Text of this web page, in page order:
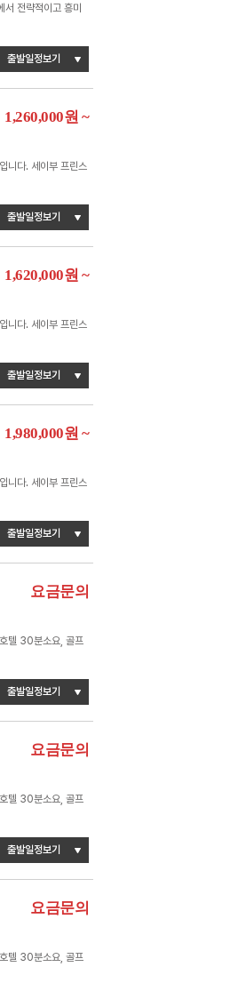
전략적이고 흥미
출발일정보기
1,260,000원 ~
니다. 세이부 프린스
출발일정보기
1,620,000원 ~
니다. 세이부 프린스
출발일정보기
1,980,000원 ~
니다. 세이부 프린스
출발일정보기
요금문의
텔 30분소요, 골프
출발일정보기
요금문의
텔 30분소요, 골프
출발일정보기
요금문의
텔 30분소요, 골프